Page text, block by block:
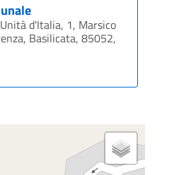
d'Italia, 1, Marsico
Basilicata, 85052,